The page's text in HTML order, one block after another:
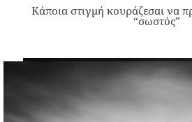
Κάποια στιγμή κουράζεσαι να
“σωστός”